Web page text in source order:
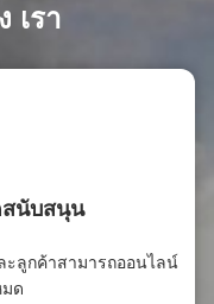
เรา
สนับสนุน
ะลูกค้าสามารถออนไลน์
ด